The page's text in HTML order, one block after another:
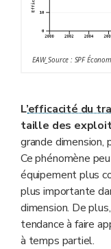
EAW_Source : SPF
L’efficacité du
taille des
grande dimension,
Ce phénomène
équipement plus
plus importante
dimension. De
tendance à faire
à temps partiel.